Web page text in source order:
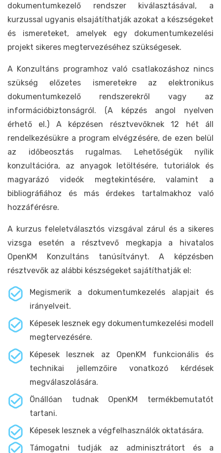
dokumentumkezelő rendszer kiválasztásával, a
kurzussal ugyanis elsajátíthatják azokat a készségeket
és ismereteket, amelyek egy dokumentumkezelési
projekt sikeres megtervezéséhez szükségesek.
A Konzultáns programhoz való csatlakozáshoz nincs
szükség előzetes ismeretekre az elektronikus
dokumentumkezelő rendszerekről vagy az
információbiztonságról. (A képzés angol nyelven
érhető el.) A képzésen résztvevőknek 12 hét áll
rendelkezésükre a program elvégzésére, de ezen belül
az időbeosztás rugalmas. Lehetőségük nyílik
konzultációra, az anyagok letöltésére, tutoriálok és
magyarázó videók megtekintésére, valamint a
bibliográfiához és más érdekes tartalmakhoz való
hozzáférésre.
A kurzus feleletválasztós vizsgával zárul és a sikeres
vizsga esetén a résztvevő megkapja a hivatalos
OpenKM Konzultáns tanúsítványt. A képzésben
résztvevők az alábbi készségeket sajátíthatják el:
Megismerik a dokumentumkezelés alapjait és
irányelveit.
Képesek lesznek egy dokumentumkezelési modell
megtervezésére.
Képesek lesznek az OpenKM funkcionális és
technikai jellemzőire vonatkozó kérdések
megválaszolására.
Önállóan tudnak OpenKM termékbemutatót
tartani.
Képesek lesznek a végfelhasználók oktatására.
Támogatni tudják az adminisztrátort és a